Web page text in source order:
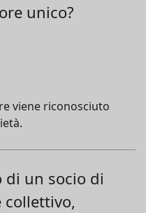
unico?
viene riconosciuto
un socio di
collettivo,